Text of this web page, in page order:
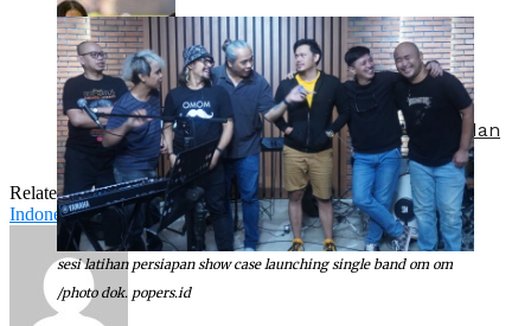
sesi latihan persiapan show case launching single band om om
/photo dok. popers.id
First Look Reacher Season 4 Rilis, Agnez Mo dan
Anggun Tampil Badass Jadi Villain Utama?
Related Topics:Entertainment ,Featured,Indonesia,Musik
Indonesia,omom